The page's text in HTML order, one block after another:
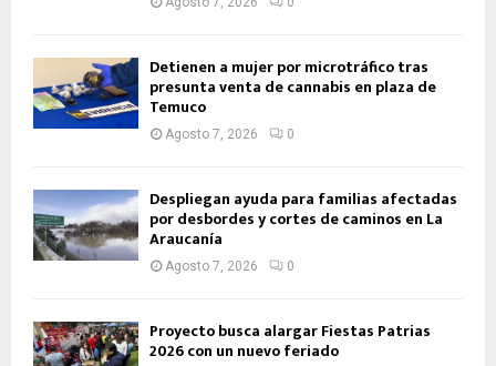
Detienen a mujer por microtráfico tras
presunta venta de cannabis en plaza de
Temuco
Agosto 7, 2026 0
Despliegan ayuda para familias afectadas
por desbordes y cortes de caminos en La
Araucanía
Agosto 7, 2026 0
Proyecto busca alargar Fiestas Patrias
2026 con un nuevo feriado